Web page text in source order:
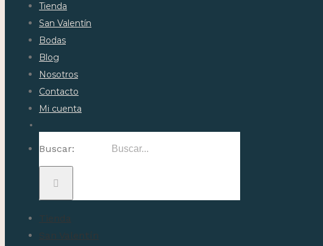
Tienda
San Valentín
Bodas
Blog
Nosotros
Contacto
Mi cuenta
Buscar:
Tienda
San Valentín